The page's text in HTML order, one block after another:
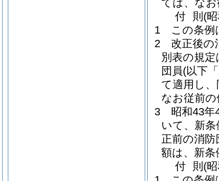
ては、な
付 則 (
1
この条例
2
改正後の
別表の規
団員(以下
て適用し
なお従前
3
昭和43
いて、新
正前の消
額は、新
付 則 (